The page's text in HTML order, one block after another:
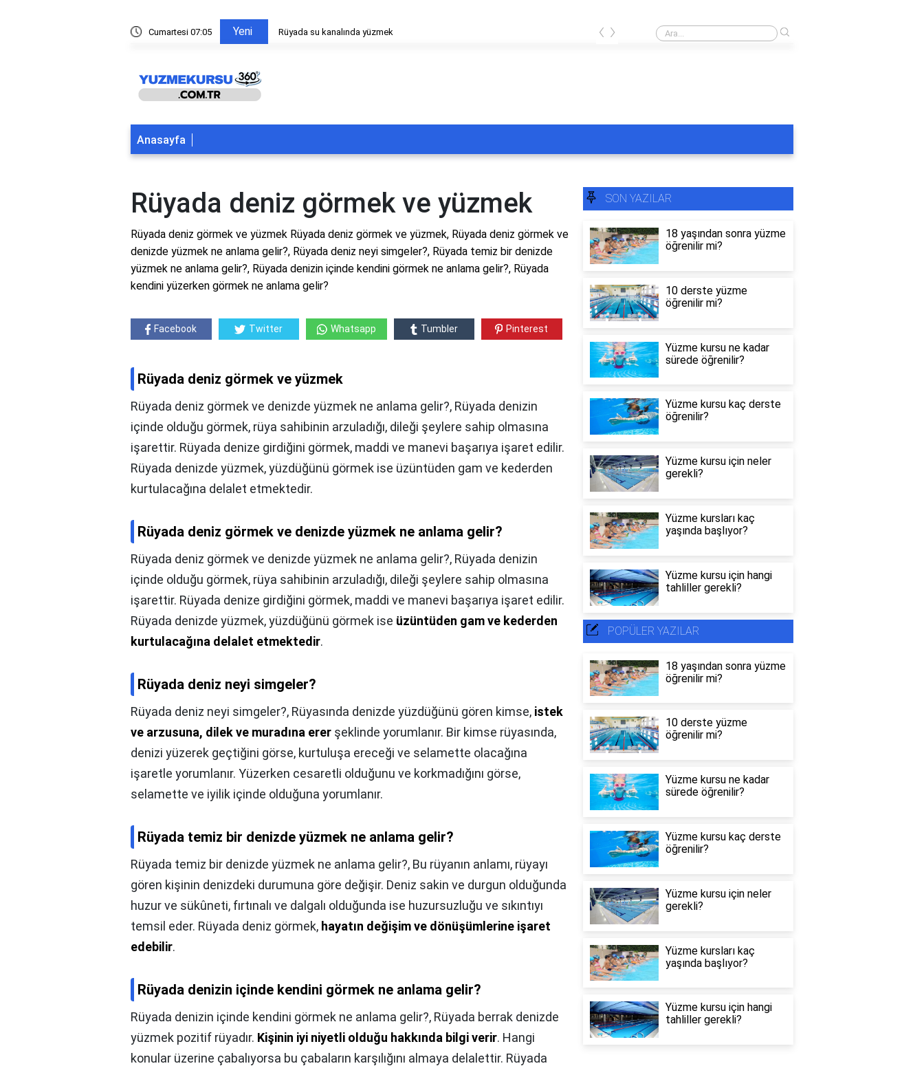
Cumartesi 07:05 Yeni Rüyada su kanalında yüzmek Rüyada masmavi havuzda yüzmek
‹ ›
Anasayfa
Rüyada deniz görmek ve yüzmek
Rüyada deniz görmek ve yüzmek Rüyada deniz görmek ve yüzmek, Rüyada deniz görmek ve
denizde yüzmek ne anlama gelir?, Rüyada deniz neyi simgeler?, Rüyada temiz bir denizde
yüzmek ne anlama gelir?, Rüyada denizin içinde kendini görmek ne anlama gelir?, Rüyada
kendini yüzerken görmek ne anlama gelir?
Facebook Twitter Whatsapp Tumbler Pinterest
Rüyada deniz görmek ve yüzmek
Rüyada deniz görmek ve denizde yüzmek ne anlama gelir?, Rüyada denizin
içinde olduğu görmek, rüya sahibinin arzuladığı, dileği şeylere sahip olmasına
işarettir. Rüyada denize girdiğini görmek, maddi ve manevi başarıya işaret edilir.
Rüyada denizde yüzmek, yüzdüğünü görmek ise üzüntüden gam ve kederden
kurtulacağına delalet etmektedir.
Rüyada deniz görmek ve denizde yüzmek ne anlama gelir?
Rüyada deniz görmek ve denizde yüzmek ne anlama gelir?, Rüyada denizin
içinde olduğu görmek, rüya sahibinin arzuladığı, dileği şeylere sahip olmasına
işarettir. Rüyada denize girdiğini görmek, maddi ve manevi başarıya işaret edilir.
Rüyada denizde yüzmek, yüzdüğünü görmek ise üzüntüden gam ve kederden
kurtulacağına delalet etmektedir.
Rüyada deniz neyi simgeler?
Rüyada deniz neyi simgeler?, Rüyasında denizde yüzdüğünü gören kimse, istek
ve arzusuna, dilek ve muradına erer şeklinde yorumlanır. Bir kimse rüyasında,
denizi yüzerek geçtiğini görse, kurtuluşa ereceği ve selamette olacağına
işaretle yorumlanır. Yüzerken cesaretli olduğunu ve korkmadığını görse,
selamette ve iyilik içinde olduğuna yorumlanır.
Rüyada temiz bir denizde yüzmek ne anlama gelir?
Rüyada temiz bir denizde yüzmek ne anlama gelir?, Bu rüyanın anlamı, rüyayı
gören kişinin denizdeki durumuna göre değişir. Deniz sakin ve durgun olduğunda
huzur ve sükûneti, fırtınalı ve dalgalı olduğunda ise huzursuzluğu ve sıkıntıyı
temsil eder. Rüyada deniz görmek, hayatın değişim ve dönüşümlerine işaret
edebilir.
Rüyada denizin içinde kendini görmek ne anlama gelir?
Rüyada denizin içinde kendini görmek ne anlama gelir?, Rüyada berrak denizde
yüzmek pozitif rüyadır. Kişinin iyi niyetli olduğu hakkında bilgi verir. Hangi
konular üzerine çabalıyorsa bu çabaların karşılığını almaya delalettir. Rüyada
SON YAZILAR
18 yaşından sonra yüzme
öğrenilir mi?
10 derste yüzme
öğrenilir mi?
Yüzme kursu ne kadar
sürede öğrenilir?
Yüzme kursu kaç derste
öğrenilir?
Yüzme kursu için neler
gerekli?
Yüzme kursları kaç
yaşında başlıyor?
Yüzme kursu için hangi
tahliller gerekli?
POPÜLER YAZILAR
18 yaşından sonra yüzme
öğrenilir mi?
10 derste yüzme
öğrenilir mi?
Yüzme kursu ne kadar
sürede öğrenilir?
Yüzme kursu kaç derste
öğrenilir?
Yüzme kursu için neler
gerekli?
Yüzme kursları kaç
yaşında başlıyor?
Yüzme kursu için hangi
tahliller gerekli?